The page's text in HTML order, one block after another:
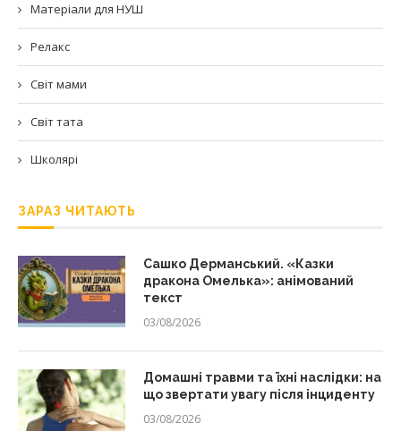
Матеріали для НУШ
Релакс
Світ мами
Світ тата
Школярі
ЗАРАЗ ЧИТАЮТЬ
Сашко Дерманський. «Казки
дракона Омелька»: анімований
текст
03/08/2026
Домашні травми та їхні наслідки: на
що звертати увагу після інциденту
03/08/2026